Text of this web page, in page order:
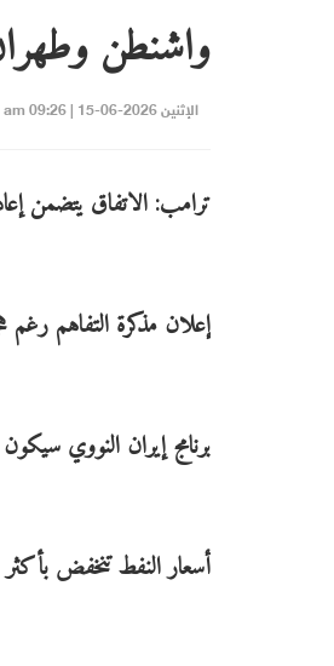
واشنطن
الإثنين 2026-06-15 | 09:26 am
ترامب: الاتفاق يتضمن
إعلان مذكرة التفاهم رغم
برنامج إيران النووي
أسعار النفط تنخفض بأكثر من 4%